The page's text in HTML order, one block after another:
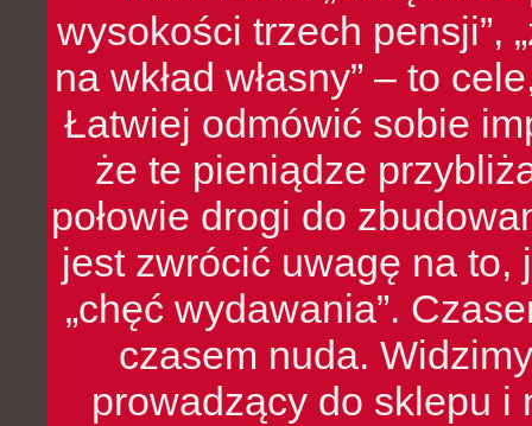
wysokości trzech pensji”,
na wkład własny” – to
Łatwiej odmówić sobie
że te pieniądze
połowie drogi do
jest zwrócić uwagę na to,
„chęć wydawania”.
czasem nuda.
prowadzący do sklepu i